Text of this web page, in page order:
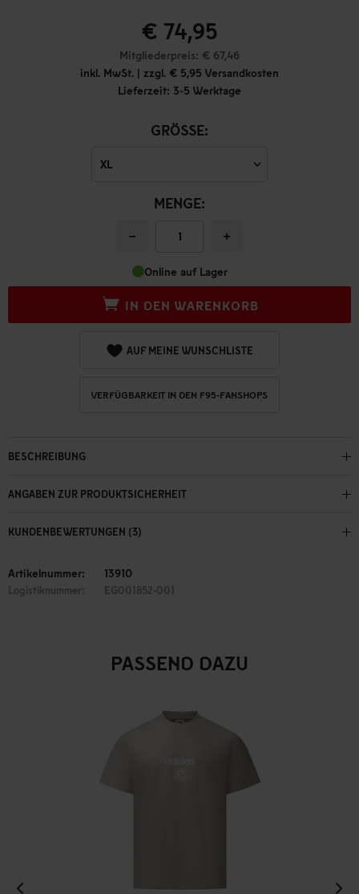
€ 74,95
Mitgliederpreis: € 67,46
inkl. MwSt. | zzgl. € 5,95 Versandkosten
Lieferzeit: 3-5 Werktage
GRÖSSE:
MENGE:
− +
Online auf Lager
IN DEN WARENKORB
AUF MEINE WUNSCHLISTE
VERFÜGBARKEIT IN DEN F95-FANSHOPS
BESCHREIBUNG
ANGABEN ZUR PRODUKTSICHERHEIT
KUNDENBEWERTUNGEN (3)
Artikelnummer: 13910
Logistiknummer: EG001852-001
PASSEND DAZU